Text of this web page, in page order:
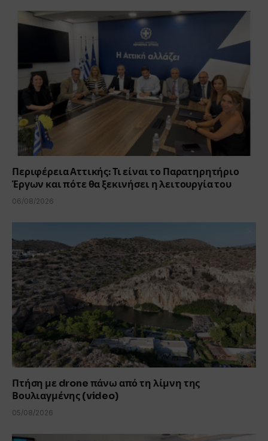
Περιφέρεια Αττικής: Τι είναι το Παρατηρητήριο
Έργων και πότε θα ξεκινήσει η λειτουργία του
06/08/2026
Πτήση με drone πάνω από τη λίμνη της
Βουλιαγμένης (video)
05/08/2026